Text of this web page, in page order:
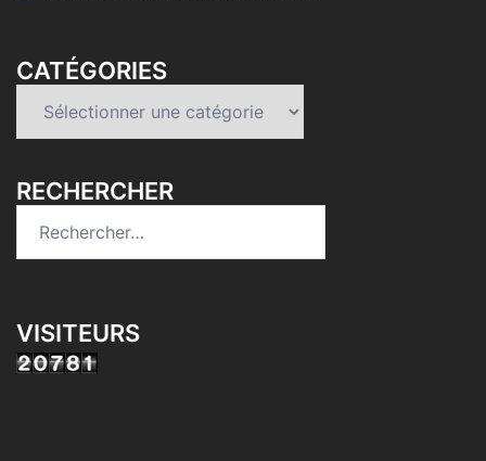
CATÉGORIES
RECHERCHER
VISITEURS